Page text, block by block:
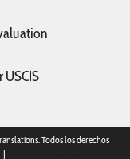
Todos los derechos
|